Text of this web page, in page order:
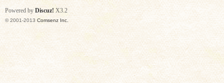
Powered by Discuz! X3.2
© 2001-2013 Comsenz Inc.